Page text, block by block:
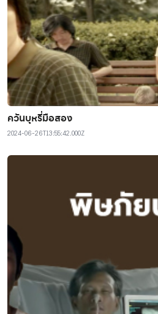
ควันบุหรี่มือสอง
2024-06-26T13:55:42.000Z